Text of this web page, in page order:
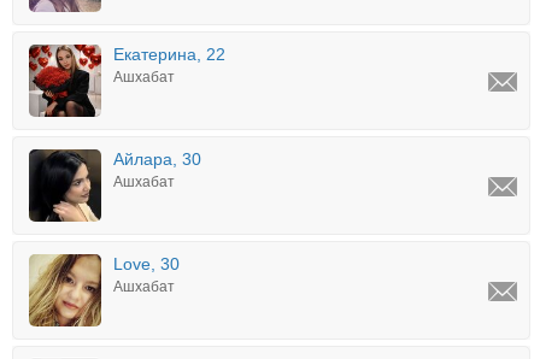
Екатерина, 22
Ашхабат
Айлара, 30
Ашхабат
Love, 30
Ашхабат